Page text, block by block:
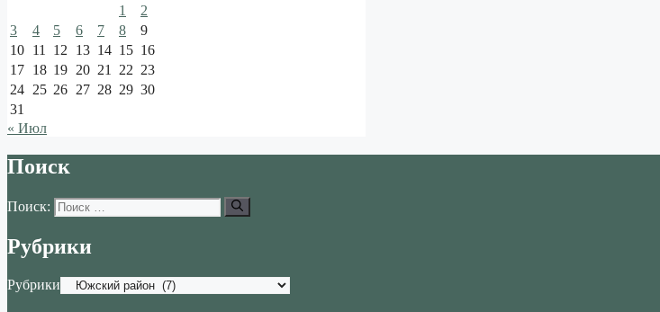
1
2
3
4 5 6 7 8
9
10 11 12 13 14 15 16
17 18 19 20 21 22 23
24 25 26 27 28 29 30
31
« Июл
Поиск
Поиск:
Рубрики
Рубрики